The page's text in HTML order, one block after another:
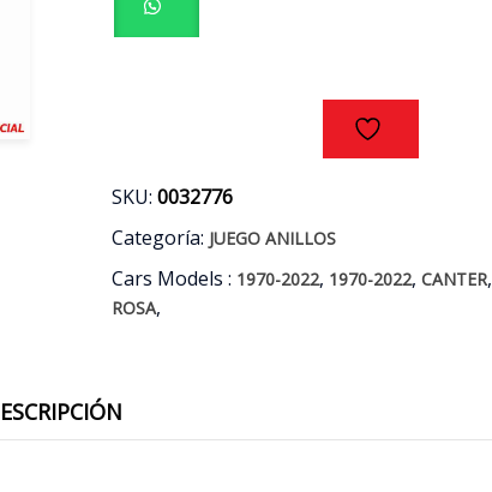
ROSA
SKU:0032776
Categoría: JUEGO ANILLOS
Cars Models : 1970-2022, 1970-2022,CANTER,
ROSA,